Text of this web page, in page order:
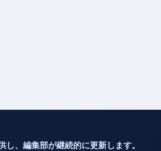
、編集部が継続的に更新します。